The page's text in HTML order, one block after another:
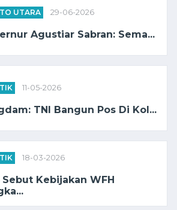
UTARA 29-06-2026
Agustiar Sabran: Sema...
11-05-2026
TNI Bangun Pos Di Kol...
18-03-2026
Sebut Kebijakan WFH